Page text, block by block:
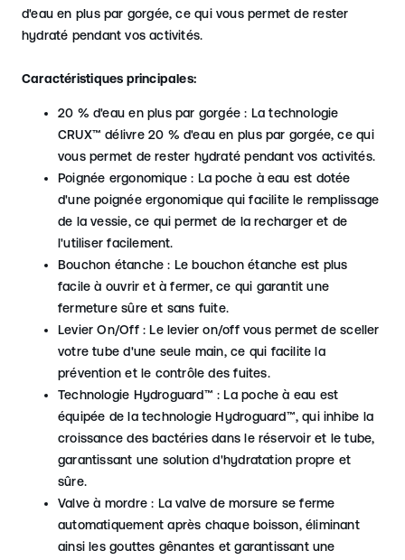
d'eau en plus par gorgée, ce qui vous permet de rester
hydraté pendant vos activités.
Caractéristiques principales:
20 % d'eau en plus par gorgée : La technologie
CRUX™ délivre 20 % d'eau en plus par gorgée, ce qui
vous permet de rester hydraté pendant vos activités.
Poignée ergonomique : La poche à eau est dotée
d'une poignée ergonomique qui facilite le remplissage
de la vessie, ce qui permet de la recharger et de
l'utiliser facilement.
Bouchon étanche : Le bouchon étanche est plus
facile à ouvrir et à fermer, ce qui garantit une
fermeture sûre et sans fuite.
Levier On/Off : Le levier on/off vous permet de sceller
votre tube d'une seule main, ce qui facilite la
prévention et le contrôle des fuites.
Technologie Hydroguard™ : La poche à eau est
équipée de la technologie Hydroguard™, qui inhibe la
croissance des bactéries dans le réservoir et le tube,
garantissant une solution d'hydratation propre et
sûre.
Valve à mordre : La valve de morsure se ferme
automatiquement après chaque boisson, éliminant
ainsi les gouttes gênantes et garantissant une